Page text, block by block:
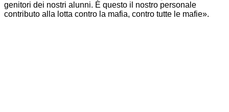
genitori dei nostri alunni. È questo il nostro personale
contributo alla lotta contro la mafia, contro tutte le mafie».